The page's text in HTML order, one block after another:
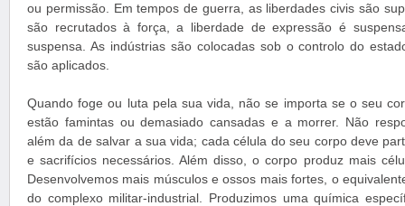
ou permissão. Em tempos de guerra, as liberdades civis são
são recrutados à força, a liberdade de expressão é
suspensa. As indústrias são colocadas sob o controlo do
são aplicados.
Quando foge ou luta pela sua vida, não se importa se o seu
estão famintas ou demasiado cansadas e a morrer. Não
além da de salvar a sua vida; cada célula do seu corpo deve
e sacrifícios necessários. Além disso, o corpo produz mais
Desenvolvemos mais músculos e ossos mais fortes, o
do complexo militar-industrial. Produzimos uma química